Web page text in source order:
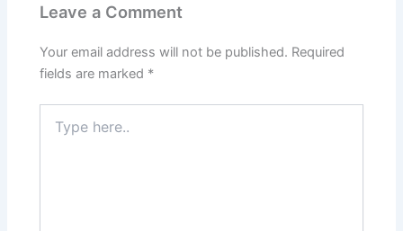
Leave a Comment
Your email address will not be published. Required
fields are marked *
here..